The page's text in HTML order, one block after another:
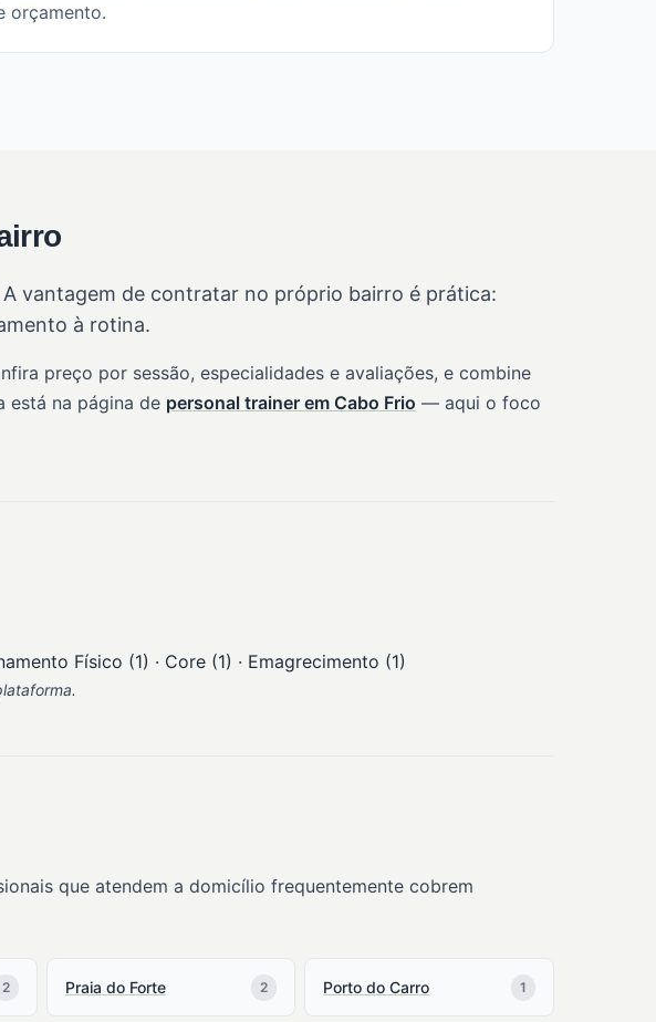
orçamento.
vantagem de contratar no próprio bairro é prática:
à rotina.
preço por sessão, especialidades e avaliações, e combine
está na página de personal trainer em Cabo Frio — aqui o foco
Físico (1) · Core (1) · Emagrecimento (1)
que atendem a domicílio frequentemente cobrem
2 Praia do Forte 2 Porto do Carro 1